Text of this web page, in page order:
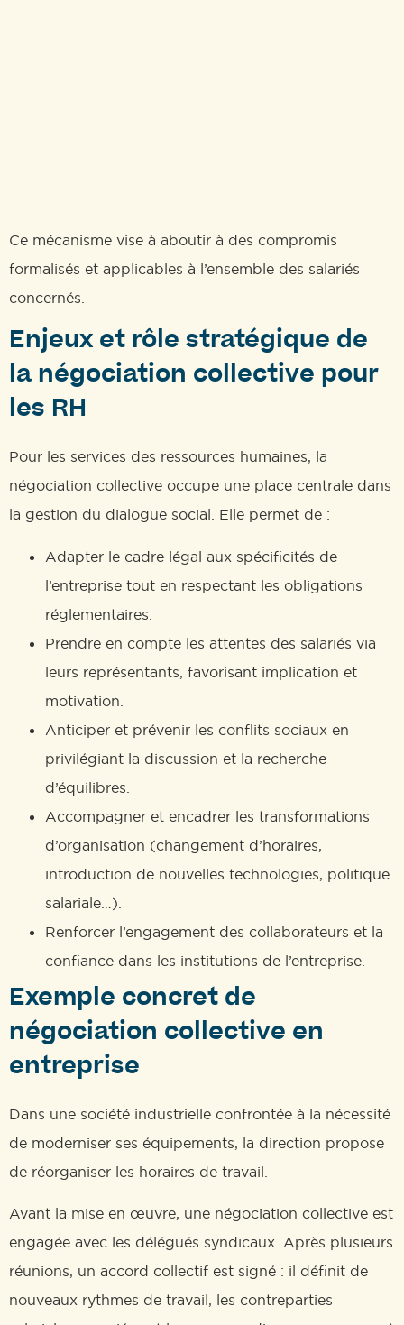
Ce mécanisme vise à aboutir à des compromis
formalisés et applicables à l’ensemble des salariés
concernés.
Enjeux et rôle stratégique de
la négociation collective pour
les RH
Pour les services des ressources humaines, la
négociation collective occupe une place centrale dans
la gestion du dialogue social. Elle permet de :
Adapter le cadre légal aux spécificités de
l’entreprise tout en respectant les obligations
réglementaires.
Prendre en compte les attentes des salariés via
leurs représentants, favorisant implication et
motivation.
Anticiper et prévenir les conflits sociaux en
privilégiant la discussion et la recherche
d’équilibres.
Accompagner et encadrer les transformations
d’organisation (changement d’horaires,
introduction de nouvelles technologies, politique
salariale…).
Renforcer l’engagement des collaborateurs et la
confiance dans les institutions de l’entreprise.
Exemple concret de
négociation collective en
entreprise
Dans une société industrielle confrontée à la nécessité
de moderniser ses équipements, la direction propose
de réorganiser les horaires de travail.
Avant la mise en œuvre, une négociation collective est
engagée avec les délégués syndicaux. Après plusieurs
réunions, un accord collectif est signé : il définit de
nouveaux rythmes de travail, les contreparties